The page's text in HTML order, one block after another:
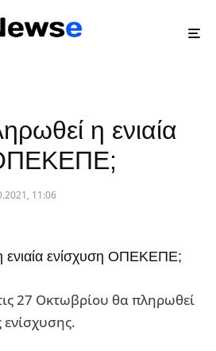
η ενιαία
11:06
ενιαία ενίσχυση ΟΠΕΚΕΠΕ;
27 Οκτωβρίου θα πληρωθεί
ενίσχυσης.